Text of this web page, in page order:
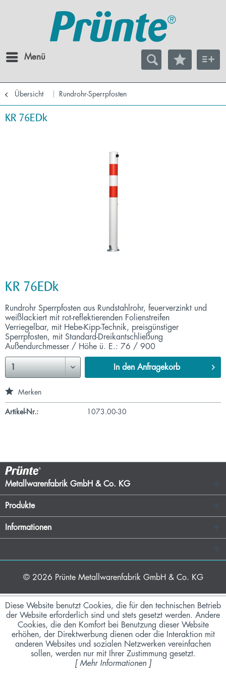
Menü
Übersicht Rundrohr-Sperrpfosten
KR 76EDk
KR 76EDk
Rundrohr Sperrpfosten aus Rundstahlrohr, feuerverzinkt und
weißlackiert mit rot-reflektierenden Folienstreifen
Verriegelbar, mit Hebe-Kipp-Technik, preisgünstiger
Sperrpfosten, mit Standard-Dreikantschließung
Außendurchmesser / Höhe ü. E.: 76 / 900
In den Anfragekorb
Merken
Artikel-Nr.: 1073.00-30
Metallwarenfabrik GmbH & Co. KG
Produkte
Informationen
© 2026 Prünte Metallwarenfabrik GmbH & Co. KG
Diese Website benutzt Cookies, die für den technischen Betrieb
der Website erforderlich sind und stets gesetzt werden. Andere
Cookies, die den Komfort bei Benutzung dieser Website
erhöhen, der Direktwerbung dienen oder die Interaktion mit
anderen Websites und sozialen Netzwerken vereinfachen
sollen, werden nur mit Ihrer Zustimmung gesetzt.
[ Mehr Informationen ]